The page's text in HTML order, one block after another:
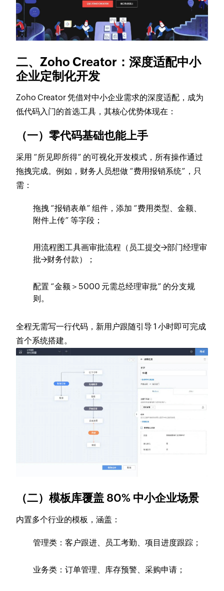
二、Zoho Creator：深度适配中小
企业定制化开发
Zoho Creator 凭借对中小企业需求的深度适配，成为
低代码入门的首选工具，其核心优势体现在：
（一）零代码基础也能上手
采用 “所见即所得” 的可视化开发模式，所有操作通过
拖拽完成。例如，财务人员想做 “费用报销系统”，只
需：
拖拽 “报销表单” 组件，添加 “费用类型、金额、
附件上传” 等字段；
用流程图工具画审批流程（员工提交→部门经理审
批→财务付款）；
配置 “金额＞5000 元需总经理审批” 的分支规
则。
全程无需写一行代码，新用户跟随引导 1 小时即可完成
首个系统搭建。
（二）模板库覆盖 80% 中小企业场景
内置多个行业的模板，涵盖：
管理类：客户跟进、员工考勤、项目进度跟踪；
业务类：订单管理、库存预警、采购申请；